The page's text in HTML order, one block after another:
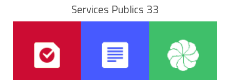
Services Publics 33